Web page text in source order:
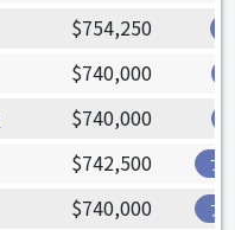
$754,250
$740,000
$740,000
$742,500 ブ
$740,000 ア